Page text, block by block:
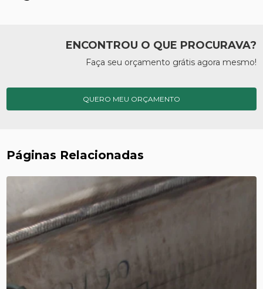
ENCONTROU O QUE PROCURAVA?
Faça seu orçamento grátis agora mesmo!
QUERO MEU ORÇAMENTO
Páginas Relacionadas